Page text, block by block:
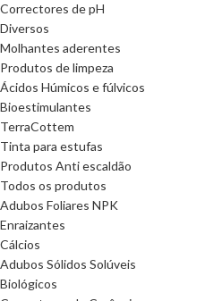
Correctores de pH
Diversos
Molhantes aderentes
Produtos de limpeza
Ácidos Húmicos e fúlvicos
Bioestimulantes
TerraCottem
Tinta para estufas
Produtos Anti escaldão
Todos os produtos
Adubos Foliares NPK
Enraizantes
Cálcios
Adubos Sólidos Solúveis
Biológicos